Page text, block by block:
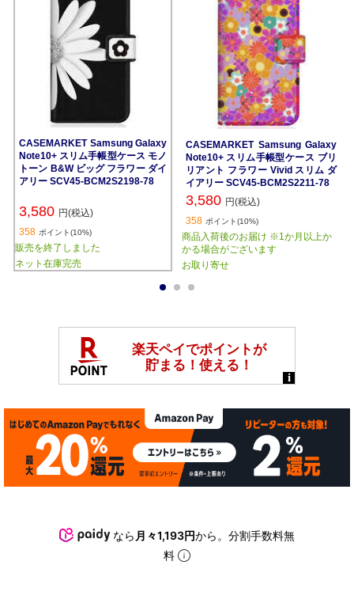
CASEMARKET Samsung Galaxy
Note10+ スリム手帳型ケース モノ
トーン B&W ビッグ フラワー ダイ
アリー SCV45-BCM2S2198-78
3,580 円(税込)
358 ポイント(10%)
販売を終了しました
ネット在庫完売
CASEMARKET Samsung Galaxy
Note10+ スリム手帳型ケース ブリ
リアント フラワー Vivid スリム ダ
イアリー SCV45-BCM2S2211-78
3,580 円(税込)
358 ポイント(10%)
商品入荷後のお届け ※1か月以上か
かる場合がございます
お取り寄せ
なら 月々1,193円から。分割手数料無
料